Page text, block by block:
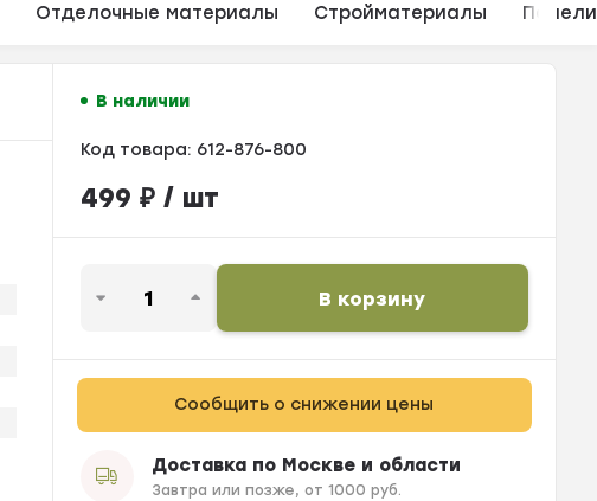
Отделочные материалы Стройматериалы
В наличии
Код товара: 612-876-800
499 ₽/ шт
В корзину
Сообщить о снижении цены
Доставка по Москве и области
Завтра или позже, от 1000 руб.